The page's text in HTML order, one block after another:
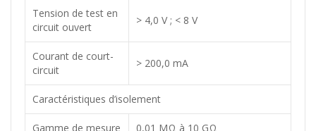
Tension de test en
circuit ouvert
> 4,0 V ; < 8 V
Courant de court-
circuit
> 200,0 mA
Caractéristiques d’isolement
Gamme de mesure 0,01 MΩ à 10 GΩ